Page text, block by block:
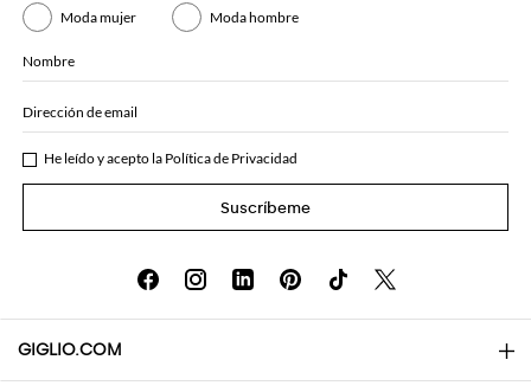
Moda mujer Moda hombre
Nombre
Dirección de email
He leído y acepto la Política de Privacidad
Suscríbeme
GIGLIO.COM